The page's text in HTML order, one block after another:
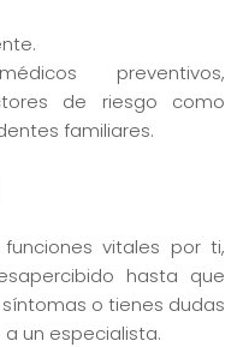
preventivos,
de riesgo como
familiares.
vitales por ti,
hasta que
o tienes dudas
un especialista.